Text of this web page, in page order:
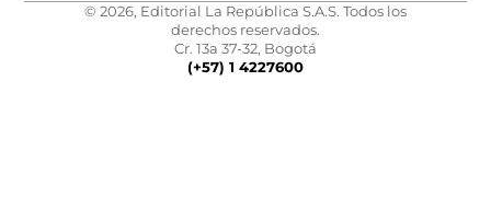
© 2026, Editorial La República S.A.S. Todos los
derechos reservados.
Cr. 13a 37-32, Bogotá
(+57) 1 4227600